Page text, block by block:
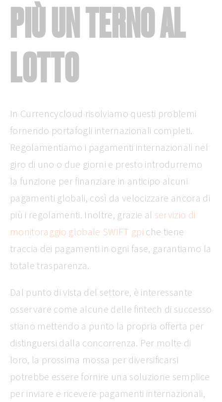
PIÙ UN TERNO AL
LOTTO
In Currencycloud risolviamo questi problemi
fornendo portafogli internazionali completi.
Regolamentiamo i pagamenti internazionali nel
giro di uno o due giorni e presto introdurremo
la funzione per finanziare in anticipo alcuni
pagamenti globali, così da velocizzare ancora di
più i regolamenti. Inoltre, grazie al servizio di
monitoraggio globale SWIFT gpi che tiene
traccia dei pagamenti in ogni fase, garantiamo la
totale trasparenza.
Dal punto di vista del settore, è interessante
osservare come alcune delle fintech di successo
stiano mettendo a punto la propria offerta per
distinguersi dalla concorrenza. Per molte di
loro, la prossima mossa per diversificarsi
potrebbe essere fornire una soluzione semplice
per inviare e ricevere pagamenti internazionali,